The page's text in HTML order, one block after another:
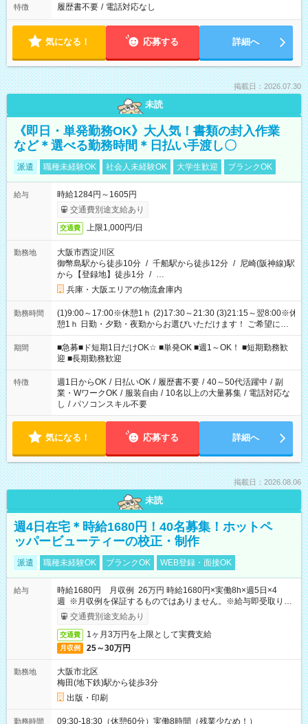
特徴 履歴書不要 / 電話対応なし
気になる！ 応募する 詳細へ
掲載日：2026.07.30
未読
《即日・単発勤務OK》大人気！書類の封入作業
など＊選べる勤務時間＊日払い手渡し〇
派遣 職種未経験OK 社会人未経験OK 大学生歓迎 ブランクOK
給与
時給1284円～1605円
交通費別途支給あり
交通費 上限1,000円/日
勤務地
大阪市西淀川区
御幣島駅から徒歩10分 / 千船駅から徒歩12分 / 尼崎(阪神線)駅
から【登録地】徒歩1分 / …
兵庫・大阪エリアの物流倉庫内
勤務時間
(1)9:00～17:00※休憩1ｈ (2)17:30～21:30 (3)21:15～翌8:00※休
憩1ｈ 日勤・夕勤・夜勤からお選びいただけます！ ご希望に合
わせて働けるお仕事です(*^^*) 【その他選べる勤務時間】 8-17
時/9-17時/9-18時/10-18時/11-21時/18-22時/20-翌4時/21-翌5
時/22-翌6時/0-翌8時 ご自身のご都合で選んで頂ける完全自由シ
フト！
期間
■急募■ド短期1日だけOK☆ ■単発OK ■週1～OK！ ■短期勤務歓
迎 ■長期勤務歓迎
特徴 週1日からOK / 日払いOK / 履歴書不要 / 40～50代活躍中 / 副
業・WワークOK / 服装自由 / 10名以上の大量募集 / 電話対応な
し / パソコンスキル不要
気になる！ 応募する 詳細へ
掲載日：2026.08.06
未読
週4日在宅＊時給1680円！40名募集！ホットペ
ッパービューティーの校正・制作
派遣 職種未経験OK ブランクOK WEB登録・面接OK
給与
時給1680円 月収例 26万円 時給1680円×実働8h×週5日×4
週 ※月収例を保証するものではありません。※給与即受取りサ
ービス利用可（利用条件有）
交通費別途支給あり
交通費 1ヶ月3万円を上限として実費支給
月収例 25～30万円
勤務地
大阪市北区
梅田(地下鉄)駅から徒歩3分
出版・印刷
勤務時間 09:30-18:30（休憩60分）実働8時間（残業少なめ！）